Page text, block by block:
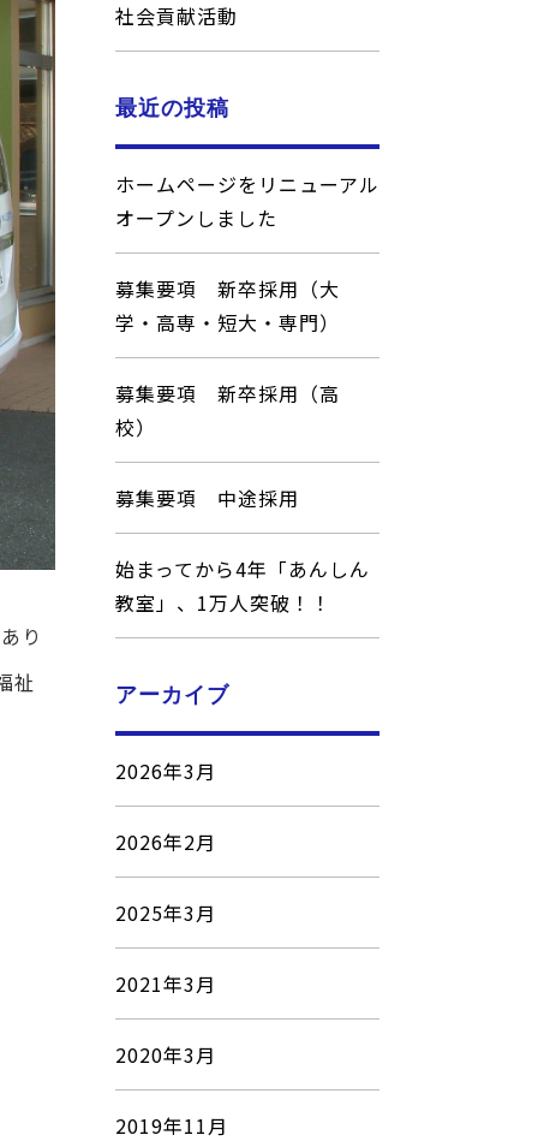
り
祉
社会貢献活動
最近の投稿
ホームページをリニューアル
オープンしました
募集要項 新卒採用（大
学・高専・短大・専門）
募集要項 新卒採用（高
校）
募集要項 中途採用
始まってから4年「あんしん
教室」、1万人突破！！
アーカイブ
2026年3月
2026年2月
2025年3月
2021年3月
2020年3月
2019年11月